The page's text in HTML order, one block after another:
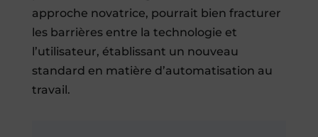
approche novatrice, pourrait bien fracturer
les barrières entre la technologie et
l’utilisateur, établissant un nouveau
standard en matière d’automatisation au
travail.